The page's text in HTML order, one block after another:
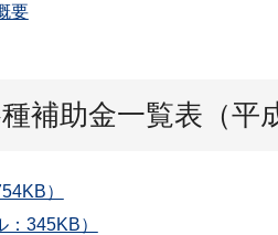
要
補助金一覧表（平
）
345KB）